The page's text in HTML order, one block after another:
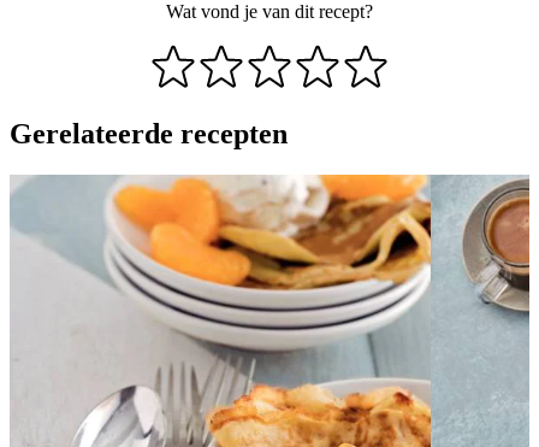
Wat vond je van dit recept?
Gerelateerde recepten